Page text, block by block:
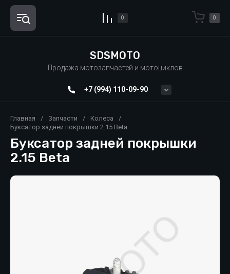
0 0
SDSMOTO
Продажа мотозапчастей и мотоциклов
+7 (994) 110-09-90
Главная / Запчасти / Колеса
/
Буксатор задней покрышки 2.15 Beta
Буксатор задней покрышки
2.15 Beta